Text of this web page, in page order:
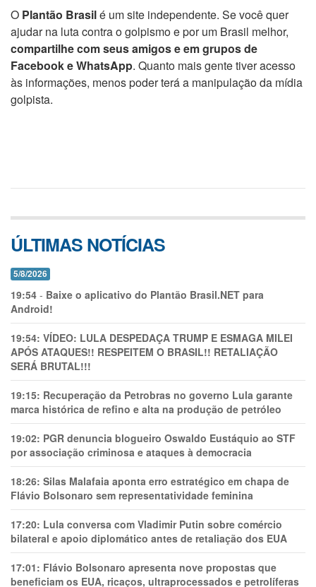
O Plantão Brasilé um site independente. Se você quer
ajudar na luta contra o golpismo e por um Brasil melhor,
compartilhe com seus amigos e em grupos de
Facebook e WhatsApp. Quanto mais gente tiver acesso
às informações, menos poder terá a manipulação da mídia
golpista.
ÚLTIMAS NOTÍCIAS
5/8/2026
19:54 - Baixe o aplicativo do Plantão Brasil.NET para
Android!
19:54: VÍDEO: LULA DESPEDAÇA TRUMP E ESMAGA MILEI
APÓS ATAQUES!! RESPEITEM O BRASIL!! RETALIAÇÃO
SERÁ BRUTAL!!!
19:15: Recuperação da Petrobras no governo Lula garante
marca histórica de refino e alta na produção de petróleo
19:02: PGR denuncia blogueiro Oswaldo Eustáquio ao STF
por associação criminosa e ataques à democracia
18:26: Silas Malafaia aponta erro estratégico em chapa de
Flávio Bolsonaro sem representatividade feminina
17:20: Lula conversa com Vladimir Putin sobre comércio
bilateral e apoio diplomático antes de retaliação dos EUA
17:01: Flávio Bolsonaro apresenta nove propostas que
beneficiam os EUA, ricaços, ultraprocessados e petrolíferas